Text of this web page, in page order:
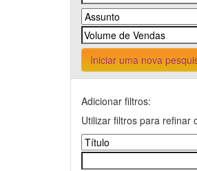
Iniciar uma nova
Adicionar filtros:
Utilizar filtros para refinar